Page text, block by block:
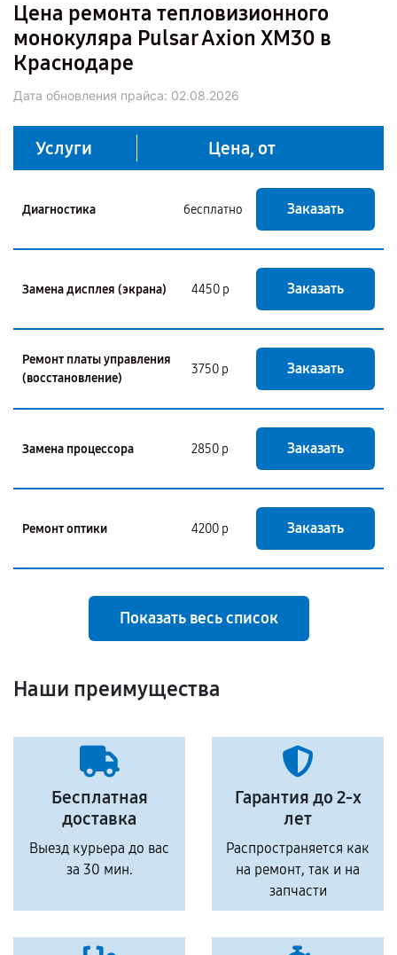
Цена ремонта тепловизионного
монокуляра Pulsar Axion XM30 в
Краснодаре
Дата обновления прайса: 02.08.2026
Услуги Цена, от
Диагностика бесплатно Заказать
Замена дисплея (экрана) 4450 р Заказать
Ремонт платы управления
(восстановление)
3750 р Заказать
Замена процессора 2850 р Заказать
Ремонт оптики 4200 р Заказать
Показать весь список
Наши преимущества
Бесплатная
доставка
Выезд курьера до вас
за 30 мин.
Гарантия до 2-х
лет
Распространяется как
на ремонт, так и на
запчасти